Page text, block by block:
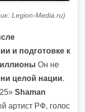
Legion-Media.ru)
и подготовке к
Он не
целой нации.
Shaman
артист РФ, голос